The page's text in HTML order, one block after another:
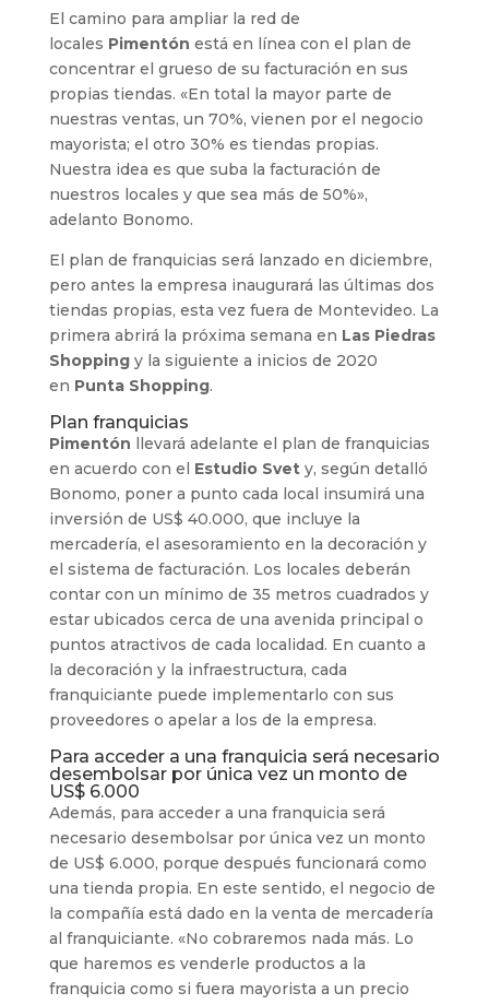
El camino para ampliar la red de
locales Pimentón está en línea con el plan de
concentrar el grueso de su facturación en sus
propias tiendas. «En total la mayor parte de
nuestras ventas, un 70%, vienen por el negocio
mayorista; el otro 30% es tiendas propias.
Nuestra idea es que suba la facturación de
nuestros locales y que sea más de 50%»,
adelanto Bonomo.
El plan de franquicias será lanzado en diciembre,
pero antes la empresa inaugurará las últimas dos
tiendas propias, esta vez fuera de Montevideo. La
primera abrirá la próxima semana en Las Piedras
Shoppingy la siguiente a inicios de 2020
en Punta Shopping.
Plan franquicias
Pimentón llevará adelante el plan de franquicias
en acuerdo con el Estudio Svet y, según detalló
Bonomo, poner a punto cada local insumirá una
inversión de US$ 40.000, que incluye la
mercadería, el asesoramiento en la decoración y
el sistema de facturación. Los locales deberán
contar con un mínimo de 35 metros cuadrados y
estar ubicados cerca de una avenida principal o
puntos atractivos de cada localidad. En cuanto a
la decoración y la infraestructura, cada
franquiciante puede implementarlo con sus
proveedores o apelar a los de la empresa.
Para acceder a una franquicia será necesario
desembolsar por única vez un monto de
US$ 6.000
Además, para acceder a una franquicia será
necesario desembolsar por única vez un monto
de US$ 6.000, porque después funcionará como
una tienda propia. En este sentido, el negocio de
la compañía está dado en la venta de mercadería
al franquiciante. «No cobraremos nada más. Lo
que haremos es venderle productos a la
franquicia como si fuera mayorista a un precio